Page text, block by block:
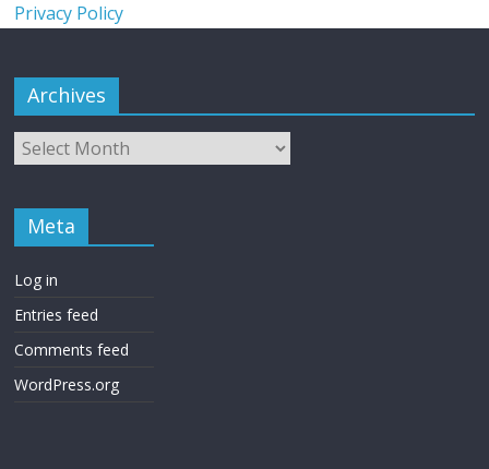
Privacy Policy
Archives
Meta
Log in
Entries feed
Comments feed
WordPress.org